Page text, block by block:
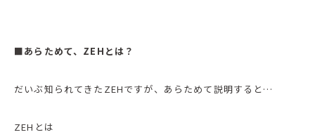
■あらためて、ZEHとは？
だいぶ知られてきたZEHですが、あらためて説明すると…
ZEHとは